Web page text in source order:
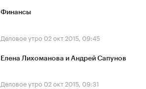
Финансы
Деловое утро 02 окт 2015, 09:45
Елена Лихоманова и Андрей Сапунов
Деловое утро 02 окт 2015, 09:31